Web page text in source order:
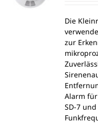
Die
zur
Alarm
SD-7